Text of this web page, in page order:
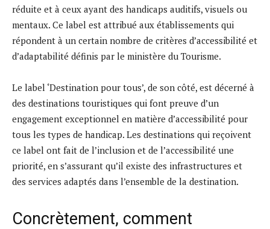
réduite et à ceux ayant des handicaps auditifs, visuels ou
mentaux. Ce label est attribué aux établissements qui
répondent à un certain nombre de critères d’accessibilité et
d’adaptabilité définis par le ministère du Tourisme.
Le label ‘Destination pour tous’, de son côté, est décerné à
des destinations touristiques qui font preuve d’un
engagement exceptionnel en matière d’accessibilité pour
tous les types de handicap. Les destinations qui reçoivent
ce label ont fait de l’inclusion et de l’accessibilité une
priorité, en s’assurant qu’il existe des infrastructures et
des services adaptés dans l’ensemble de la destination.
Concrètement, comment